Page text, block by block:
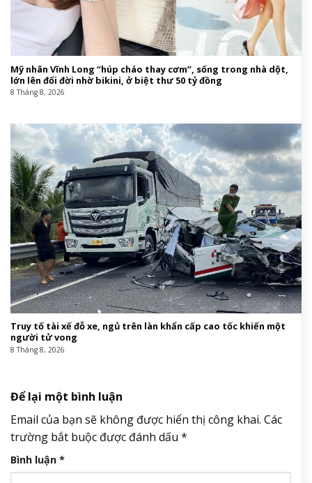
Mỹ nhân Vĩnh Long “húp cháo thay cơm”, sống trong nhà dột,
lớn lên đổi đời nhờ bikini, ở biệt thư 50 tỷ đồng
8 Tháng 8, 2026
Truy tố tài xế đỗ xe, ngủ trên làn khẩn cấp cao tốc khiến một
người tử vong
8 Tháng 8, 2026
Để lại một bình luận
Email của bạn sẽ không được hiển thị công khai. Các
trường bắt buộc được đánh dấu *
Bình luận *